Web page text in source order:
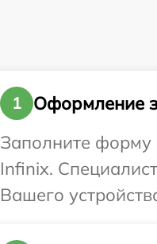
1
Оформление
Заполните форму
Infinix.
Вашего